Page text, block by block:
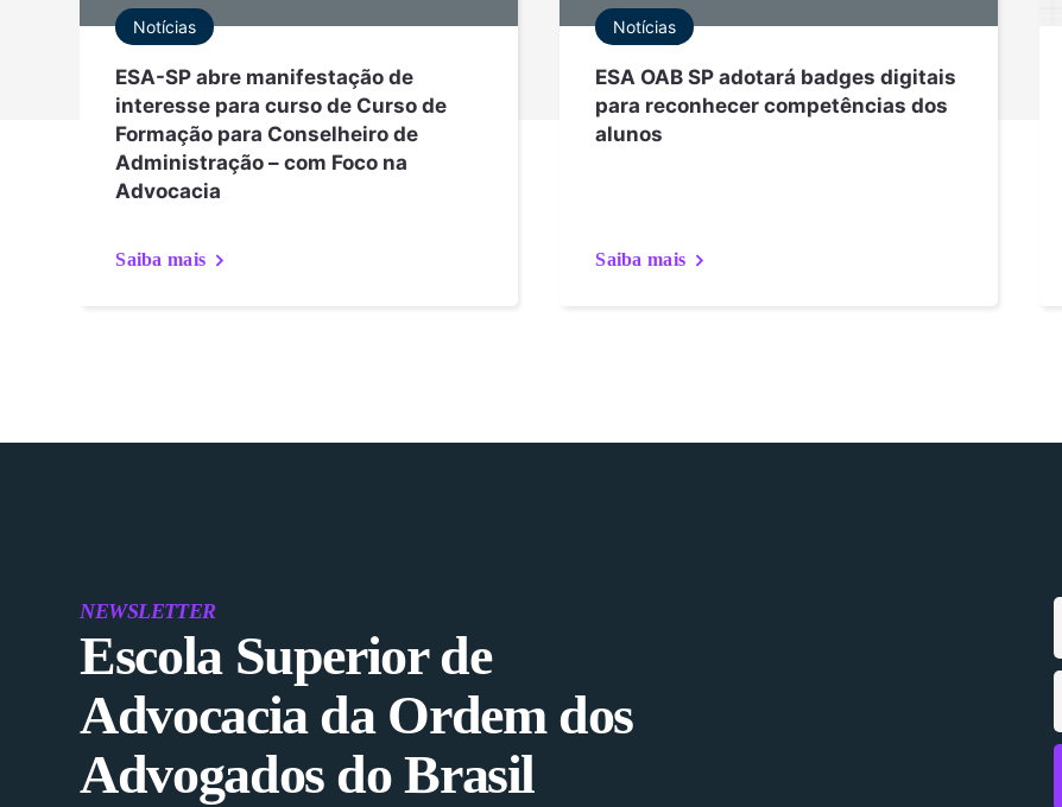
Notícias
ESA-SP abre manifestação de
interesse para curso de Curso de
Formação para Conselheiro de
Administração – com Foco na
Advocacia
Saiba mais
Notícias
ESA OAB SP adotará badges digitais
para reconhecer competências dos
alunos
Saiba mais
NEWSLETTER
Escola Superior de
Advocacia da Ordem dos
Advogados do Brasil